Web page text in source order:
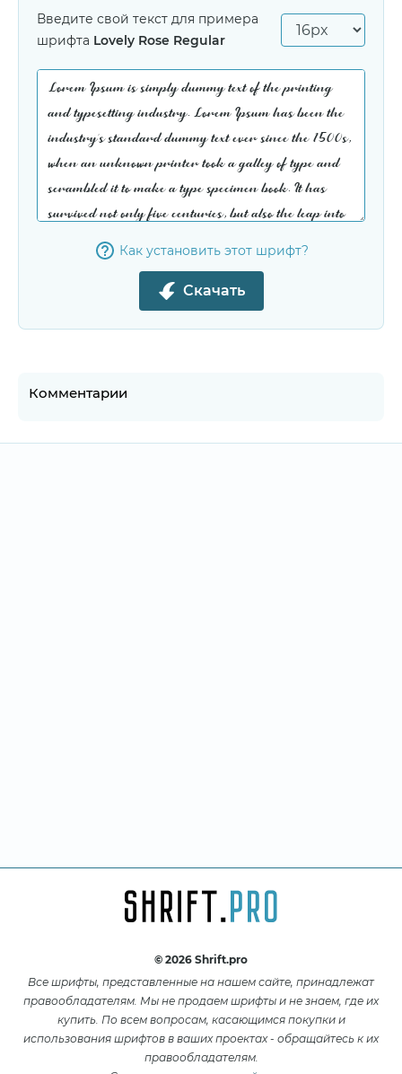
Введите свой текст для примера
шрифта Lovely Rose Regular
Как установить этот шрифт?
Скачать
Комментарии
© 2026 Shrift.pro
Все шрифты, представленные на нашем сайте, принадлежат
правообладателям. Мы не продаем шрифты и не знаем, где их
купить. По всем вопросам, касающимся покупки и
использования шрифтов в ваших проектах - обращайтесь к их
правообладателям.